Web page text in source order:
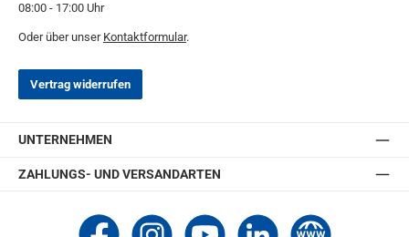
08:00 - 17:00 Uhr
Oder über unser Kontaktformular.
Vertrag widerrufen
UNTERNEHMEN
ZAHLUNGS- UND VERSANDARTEN